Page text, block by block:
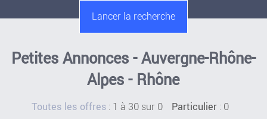
Petites Annonces - Auvergne-Rhône-
Alpes - Rhône
Toutes les offres : 1 à 30 sur 0 Particulier : 0